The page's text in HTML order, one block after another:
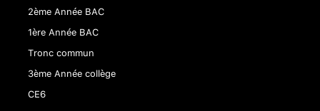
2ème Année BAC
1ère Année BAC
Tronc commun
3ème Année collège
CE6